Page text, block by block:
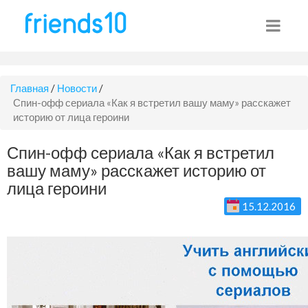
Главная / Новости /
Спин-офф сериала «Как я встретил вашу маму» расскажет
историю от лица героини
Спин-офф сериала «Как я встретил
вашу маму» расскажет историю от
лица героини
15.12.2016